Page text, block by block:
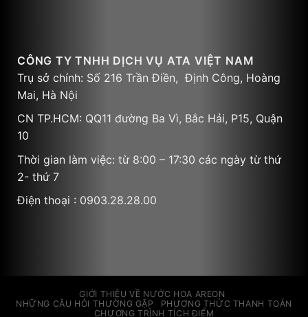
CÔNG TY TNHH DỊCH VỤ ATA VIỆT NAM
Trụ sở chính: Số 216 Trần Điền, Định Công, Hoàng
Mai, Hà Nội
CN TP.HCM: QQ11 đường Ba Vì, Bắc Hải, P15, Quận
10
Thời gian làm việc: từ 8:00 – 17:30 các ngày từ thứ
2- thứ 7
Điện thoại : 0903.28.28.00
GIỚI THIỆU VỀ NƯỚC HOA AREON
NHỮNG CÂU HỎI THƯỜNG GẶP
PHƯƠNG THỨC THANH TOÁN
CHƯƠNG TRÌNH TÍCH ĐIỂM